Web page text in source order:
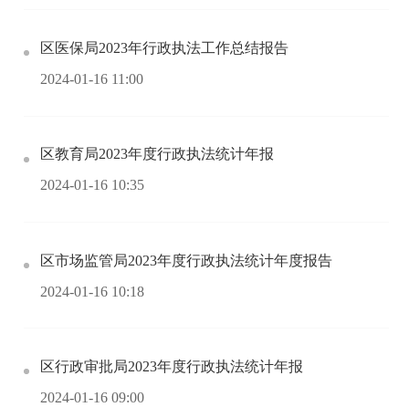
区医保局2023年行政执法工作总结报告
2024-01-16 11:00
区教育局2023年度行政执法统计年报
2024-01-16 10:35
区市场监管局2023年度行政执法统计年度报告
2024-01-16 10:18
区行政审批局2023年度行政执法统计年报
2024-01-16 09:00